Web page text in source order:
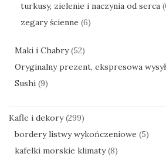
turkusy, zielenie i naczynia od serca
zegary ścienne (6)
Maki i Chabry (52)
Oryginalny prezent, ekspresowa
Sushi (9)
Kafle i dekory (299)
bordery listwy wykończeniowe (5)
kafelki morskie klimaty (8)